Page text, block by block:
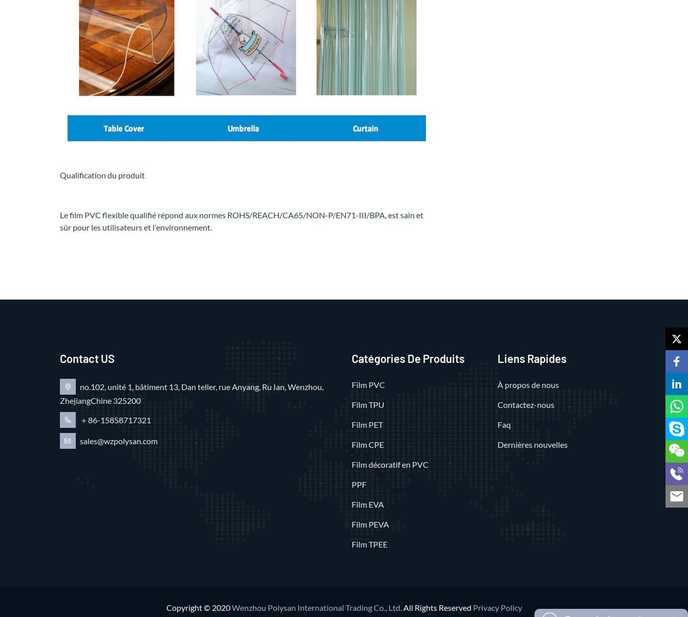
Qualification du produit
Le film PVC flexible qualifié répond aux normes ROHS/REACH/CA65/NON-P/EN71-III/BPA, est sain et
sûr pour les utilisateurs et l'environnement.
Contact US
no.102, unité 1, bâtiment 13, Dan teller, rue Anyang, Ru Ian, Wenzhou,
ZhejiangChine 325200
＋86-15858717321
sales@wzpolysan.com
Catégories De Produits
Film PVC
Film TPU
Film PET
Film CPE
Film décoratif en PVC
PPF
Film EVA
Film PEVA
Film TPEE
Liens Rapides
À propos de nous
Contactez-nous
Faq
Dernières nouvelles
Copyright © 2020Wenzhou Polysan International Trading Co., Ltd.All Rights Reserved Privacy Policy